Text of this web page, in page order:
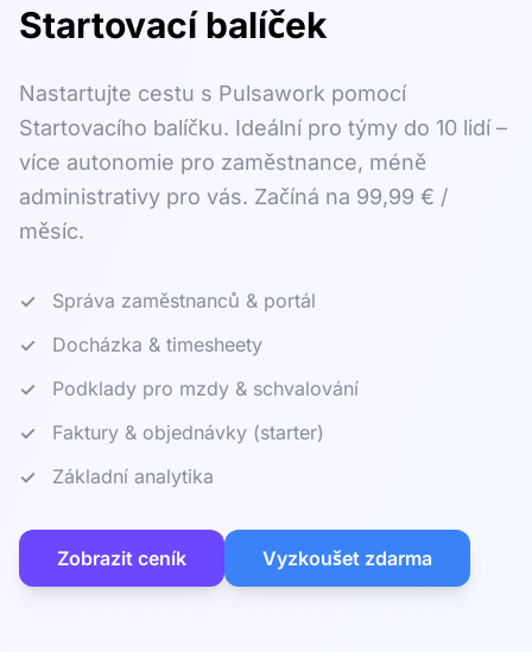
Startovací balíček
Nastartujte cestu s Pulsawork pomocí
Startovacího balíčku. Ideální pro týmy do 10 lidí –
více autonomie pro zaměstnance, méně
administrativy pro vás. Začíná na 99,99 € /
měsíc.
Správa zaměstnanců & portál
Docházka & timesheety
Podklady pro mzdy & schvalování
Faktury & objednávky (starter)
Základní analytika
Zobrazit ceník Vyzkoušet zdarma